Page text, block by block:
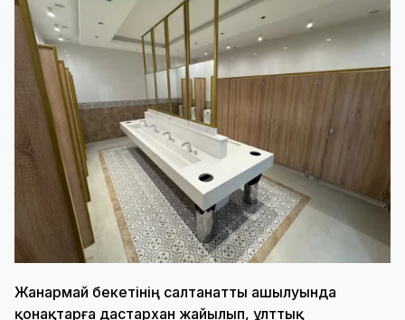
Жанармай бекетінің салтанатты ашылуында
қонақтарға дастархан жайылып, ұлттық